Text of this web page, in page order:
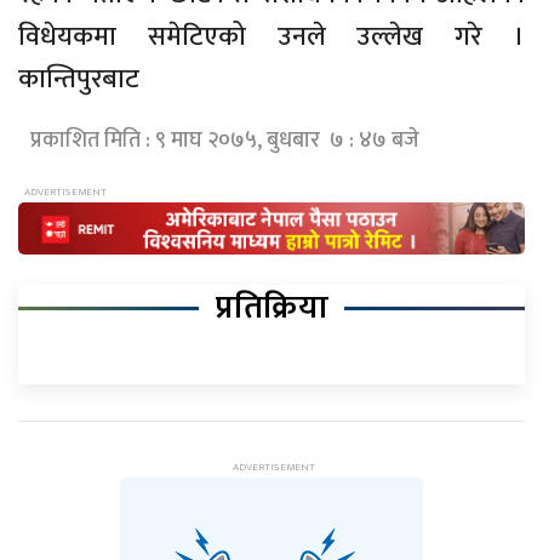
विधेयकमा समेटिएको उनले उल्लेख गरे ।
कान्तिपुरबाट
प्रकाशित मिति : ९ माघ २०७५, बुधबार ७ : ४७ बजे
प्रतिक्रिया